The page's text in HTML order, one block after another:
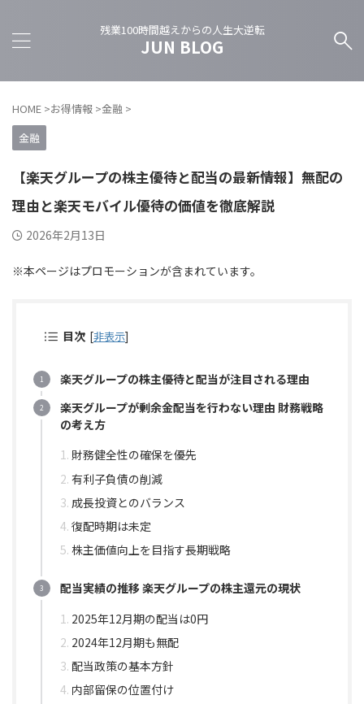
残業100時間越えからの人生大逆転
JUN BLOG
HOME >お得情報 >金融 >
金融
【楽天グループの株主優待と配当の最新情報】無配の
理由と楽天モバイル優待の価値を徹底解説
2026年2月13日
※本ページはプロモーションが含まれています。
目次 [非表示]
楽天グループの株主優待と配当が注目される理由
楽天グループが剰余金配当を行わない理由 財務戦略
の考え方
財務健全性の確保を優先
有利子負債の削減
成長投資とのバランス
復配時期は未定
株主価値向上を目指す長期戦略
配当実績の推移 楽天グループの株主還元の現状
2025年12月期の配当は0円
2024年12月期も無配
配当政策の基本方針
内部留保の位置付け